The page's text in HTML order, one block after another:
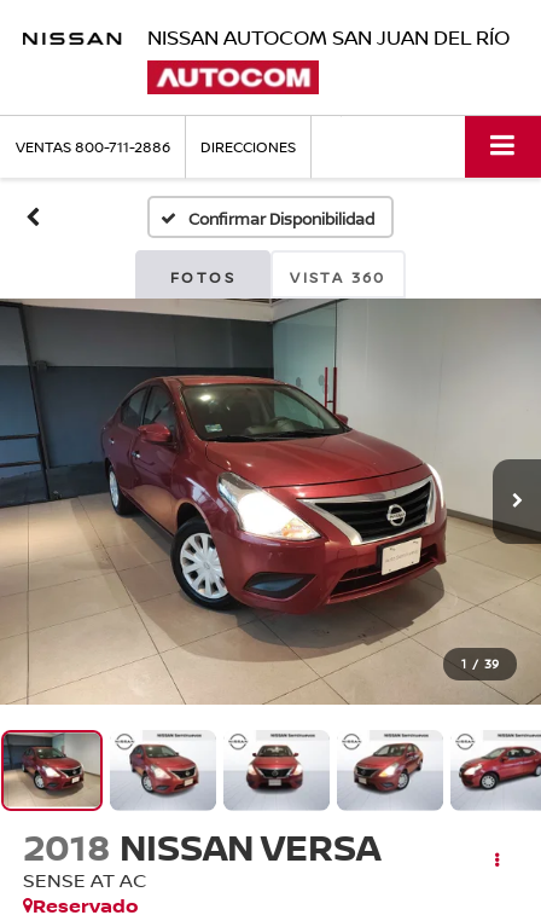
NISSAN AUTOCOM SAN JUAN DEL RÍO
VENTAS800-711-2886 DIRECCIONES
Confirmar Disponibilidad
FOTOS VISTA 360
1 / 39
2018 NISSAN VERSA
SENSE AT AC
Reservado